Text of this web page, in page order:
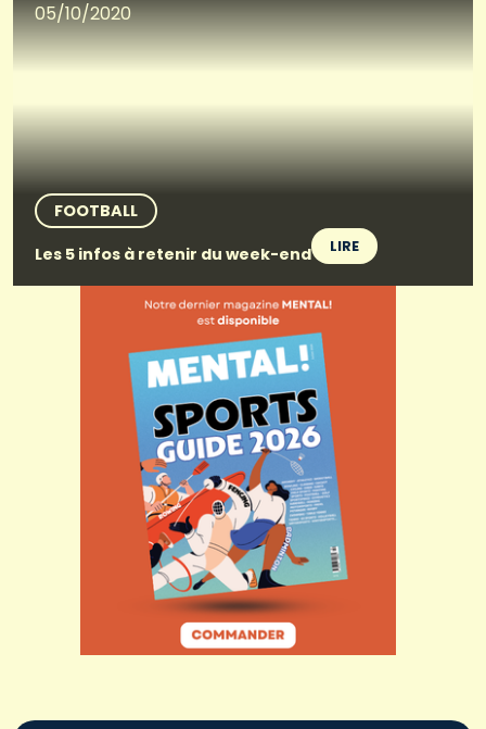
05/10/2020
FOOTBALL
Les 5 infos à retenir du week-end
LIRE